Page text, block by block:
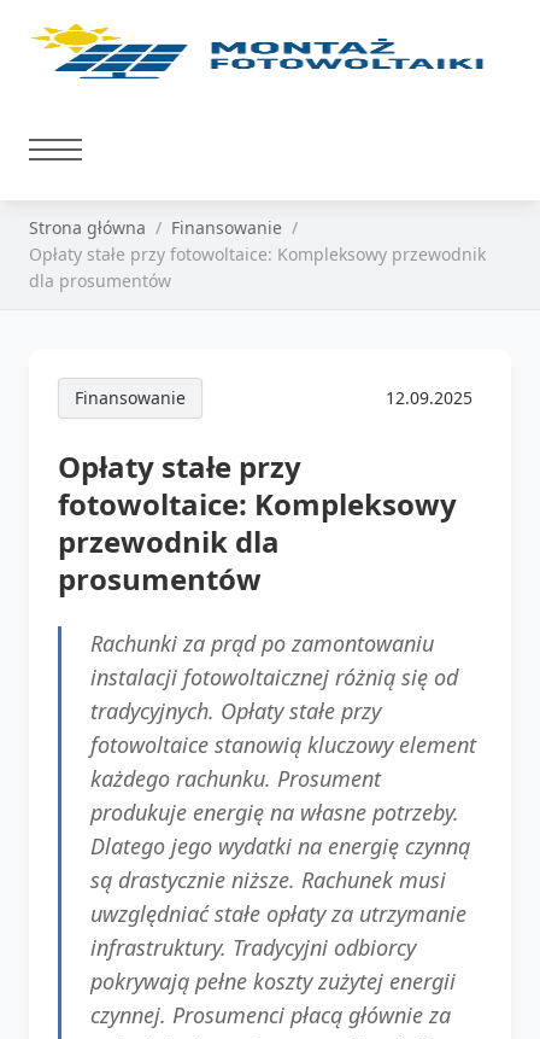
Strona główna
Finansowanie
Opłaty stałe przy fotowoltaice: Kompleksowy przewodnik
dla prosumentów
Finansowanie 12.09.2025
Opłaty stałe przy
fotowoltaice: Kompleksowy
przewodnik dla
prosumentów
Rachunki za prąd po zamontowaniu
instalacji fotowoltaicznej różnią się od
tradycyjnych. Opłaty stałe przy
fotowoltaice stanowią kluczowy element
każdego rachunku. Prosument
produkuje energię na własne potrzeby.
Dlatego jego wydatki na energię czynną
są drastycznie niższe. Rachunek musi
uwzględniać stałe opłaty za utrzymanie
infrastruktury. Tradycyjni odbiorcy
pokrywają pełne koszty zużytej energii
czynnej. Prosumenci płacą głównie za